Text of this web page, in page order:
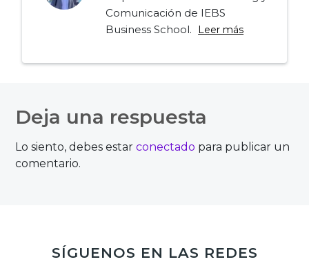
Comunicación de IEBS
Business School.
Leer más
de
entradas
Deja una respuesta
Lo siento, debes estarconectado para publicar un
comentario.
SÍGUENOS EN LAS REDES